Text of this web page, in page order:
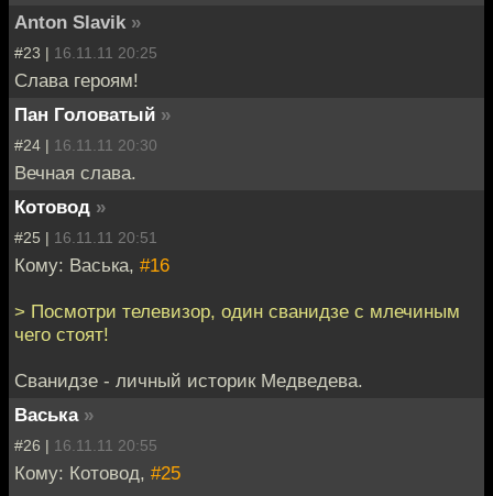
Anton Slavik »
#23 | 16.11.11 20:25
Слава героям!
Пан Головатый »
#24 | 16.11.11 20:30
Вечная слава.
Котовод »
#25 | 16.11.11 20:51
Кому: Васька, #16
> Посмотри телевизор, один сванидзе с млечиным
чего стоят!
Сванидзе - личный историк Медведева.
Васька »
#26 | 16.11.11 20:55
Кому: Котовод, #25